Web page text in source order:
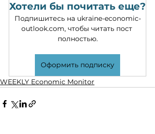
Хотели бы почитать еще?
Подпишитесь на ukraine-economic-
outlook.com, чтобы читать пост
полностью.
Оформить подписку
WEEKLY Economic Monitor